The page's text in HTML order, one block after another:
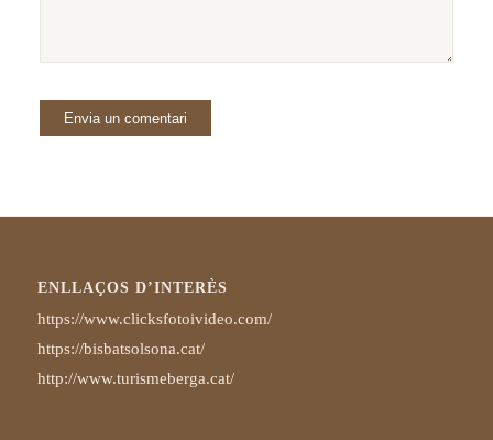
ENLLAÇOS D’INTERÈS
https://www.clicksfotoivideo.com/
https://bisbatsolsona.cat/
http://www.turismeberga.cat/